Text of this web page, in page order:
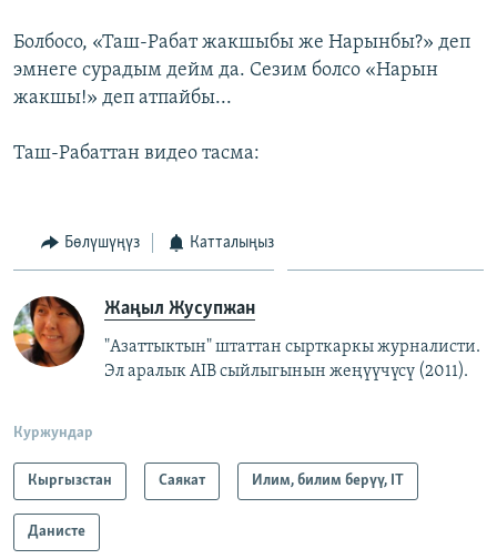
Болбосо, «Таш-Рабат жакшыбы же Нарынбы?» деп
эмнеге сурадым дейм да. Сезим болсо «Нарын
жакшы!» деп атпайбы...
Таш-Рабаттан видео тасма:
Бөлүшүңүз Катталыңыз
Жаңыл Жусупжан
"Азаттыктын" штаттан сырткаркы журналисти.
Эл аралык AIB сыйлыгынын жеңүүчүсү (2011).
Куржундар
Кыргызстан Саякат Илим, билим берүү, IT
Данисте